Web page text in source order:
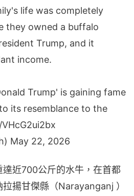
life was completely
they owned a buffalo
Trump, and it
income.
Trump' is gaining fame
its resemblance to the
May 22, 2026
近700公斤的水牛，在首都
揚甘傑縣（Narayanganj ）